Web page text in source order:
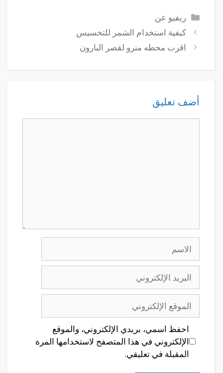
التصنيفات
ريفيو عن
كيفية استخدام الشمر للتخسيس
اقرب محطه مترو لقصر البارون
أضف تعليق
الإلكتروني
الإلكتروني
احفظ اسمي، بريدي الإلكتروني، والموقع
الإلكتروني في هذا المتصفح لاستخدامها المرة
المقبلة في تعليقي.